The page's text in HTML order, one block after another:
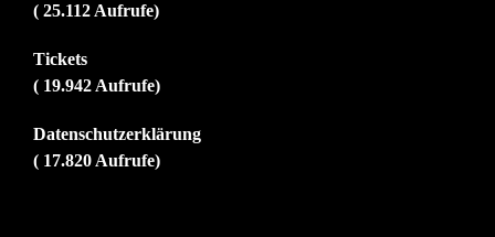
( 25.112 Aufrufe)
Tickets
( 19.942 Aufrufe)
Datenschutzerklärung
( 17.820 Aufrufe)